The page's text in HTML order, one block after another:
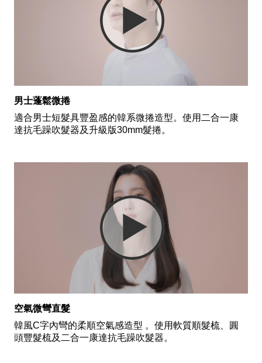
男士蓬鬆微捲
適合男士短髮具豐盈感的韓系微捲造型。使用二合一康
達抗毛躁吹髮器及升級版30mm髮捲。
空氣微彎直髮
韓風C字內彎的柔順空氣感造型 。使用軟質順髮梳、圓
頭豐髮梳及二合一康達抗毛躁吹髮器。